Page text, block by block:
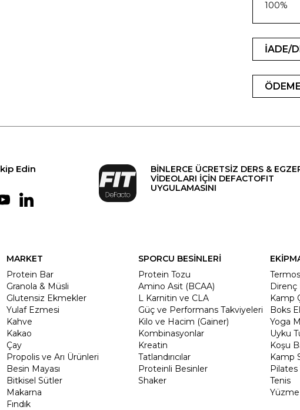
100%
İADE/
Edin
BİNLERCE ÜCRETSİZ DERS &
VİDEOLARI İÇİN DEFACTOFIT
UYGULAMASINI
MARKET
Protein Bar
Granola & Müsli
Glutensiz Ekmekler
Yulaf Ezmesi
Kahve
Kakao
Çay
Propolis ve Arı Ürünleri
Besin Mayası
Bitkisel Sütler
Makarna
Fındık
SPORCU BESİNLERİ
Protein Tozu
Amino Asit (BCAA)
L Karnitin ve CLA
Güç ve Performans Takviyeleri
Kilo ve Hacim (Gainer)
Kombinasyonlar
Kreatin
Tatlandırıcılar
Proteinli Besinler
Shaker
Direnç
Kamp
Boks
Yoga
Uyku
Koşu
Kamp
Pilates
Tenis
Yüzme